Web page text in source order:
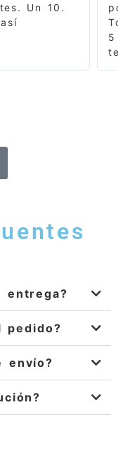
Un 10.
entrega?
pedido?
envío?